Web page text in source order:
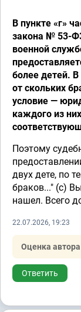
В пункте «г»
закона № 53-
военной
более детей. В
от скольких
условие —
каждого из
Поэтому
двух дете, по
браков..." (с)
нашел. Всего
22.07.2026, 19:23
Оценка
Ответить